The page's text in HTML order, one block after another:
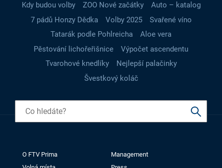
Kdy budou volby
ZOO Nové začátky
Auto – katalog
7 pádů Honzy Dědka
Volby 2025
Svařené víno
Tatarák podle Pohlreicha
Aloe vera
Pěstování lichořeřišnice
Výpočet ascendentu
Tvarohové knedlíky
Nejlepší palačinky
Švestkový koláč
O FTV Prima
Management